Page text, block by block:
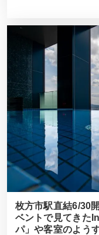
枚方市駅直結6/30
ベントで見てきた
パ」や客室のよう